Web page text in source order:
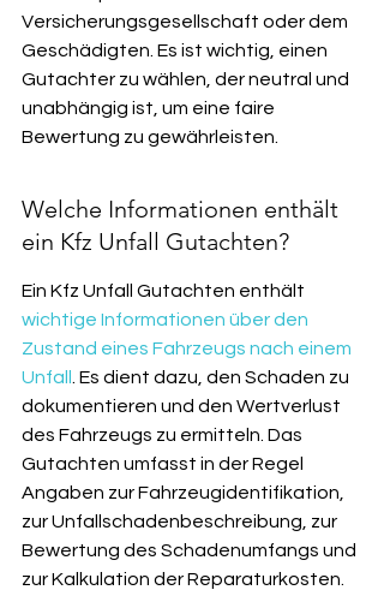
Versicherungsgesellschaft oder dem
Geschädigten. Es ist wichtig, einen
Gutachter zu wählen, der neutral und
unabhängig ist, um eine faire
Bewertung zu gewährleisten.
Welche Informationen enthält
ein Kfz Unfall Gutachten?
Ein Kfz Unfall Gutachten enthält
wichtige Informationen über den
Zustand eines Fahrzeugs nach einem
Unfall
. Es dient dazu, den Schaden zu
dokumentieren und den Wertverlust
des Fahrzeugs zu ermitteln. Das
Gutachten umfasst in der Regel
Angaben zur Fahrzeugidentifikation,
zur Unfallschadenbeschreibung, zur
Bewertung des Schadenumfangs und
zur Kalkulation der Reparaturkosten.